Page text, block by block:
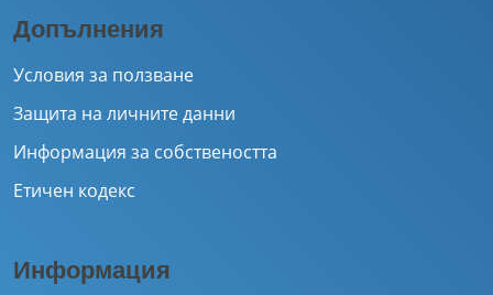
Допълнения
Условия за ползване
Защита на личните данни
Информация за собствеността
Етичен кодекс
Информация